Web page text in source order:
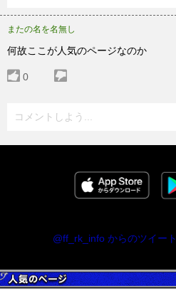
またの名を名無し
何故ここが人気のページなのか
0
コメントしよう...
@ff_rk_info からのツイート